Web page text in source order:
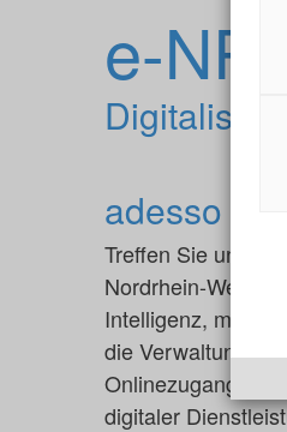
e-
adesso
Treffen Sie uns auf
Nordrhein-
Intelligenz,
die Verwaltung
digitaler